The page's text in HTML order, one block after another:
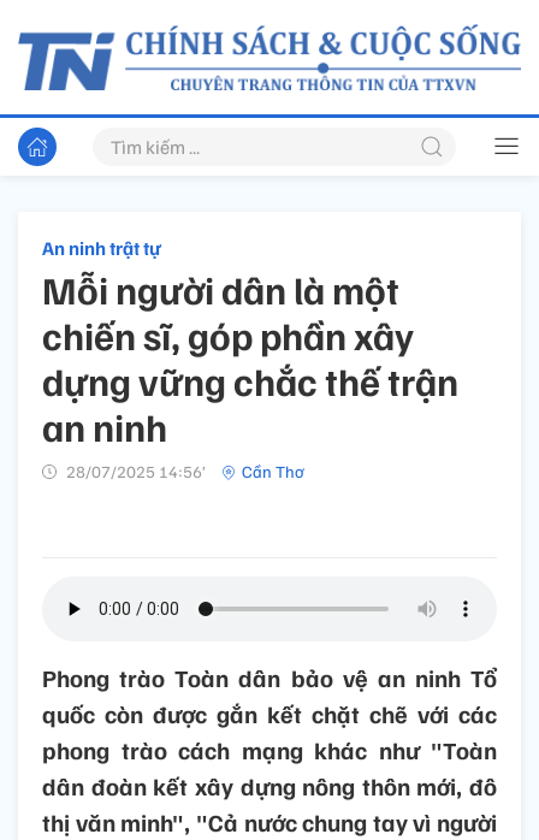
An ninh trật tự
Mỗi người dân là một
chiến sĩ, góp phần xây
dựng vững chắc thế trận
an ninh
28/07/2025 14:56’ Cần Thơ
Phong trào Toàn dân bảo vệ an ninh Tổ
quốc còn được gắn kết chặt chẽ với các
phong trào cách mạng khác như "Toàn
dân đoàn kết xây dựng nông thôn mới, đô
thị văn minh", "Cả nước chung tay vì người